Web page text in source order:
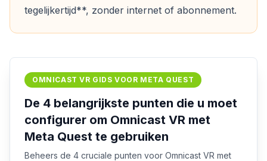
tegelijkertijd**, zonder internet of abonnement.
OMNICAST VR GIDS VOOR META QUEST
De 4 belangrijkste punten die u moet
configurer om Omnicast VR met
Meta Quest te gebruiken
Beheers de 4 cruciale punten voor Omnicast VR met